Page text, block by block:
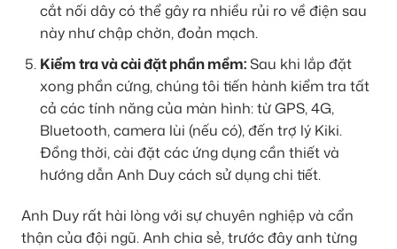
cắt nối dây có thể gây ra nhiều rủi ro về điện sau
này như chập chờn, đoản mạch.
Kiểm tra và cài đặt phần mềm:Sau khi lắp đặt
xong phần cứng, chúng tôi tiến hành kiểm tra tất
cả các tính năng của màn hình: từ GPS, 4G,
Bluetooth, camera lùi (nếu có), đến trợ lý Kiki.
Đồng thời, cài đặt các ứng dụng cần thiết và
hướng dẫn Anh Duy cách sử dụng chi tiết.
Anh Duy rất hài lòng với sự chuyên nghiệp và cẩn
thận của đội ngũ. Anh chia sẻ, trước đây anh từng